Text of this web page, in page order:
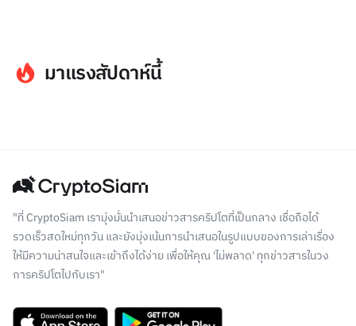
มาแรงสัปดาห์นี้
"ที่ CryptoSiam เรามุ่งมั่นนำเสนอข่าวสารคริปโตที่เป็นกลาง เชื่อถือได้
รวดเร็วสดใหม่ทุกวัน และยังมุ่งเน้นการนำเสนอในรูปแบบของการเล่าเรื่อง
ให้มีความน่าสนใจและเข้าถึงได้ง่าย เพื่อให้คุณ 'ไม่พลาด' ทุกข่าวสารในวง
การคริปโตไปกับเรา"